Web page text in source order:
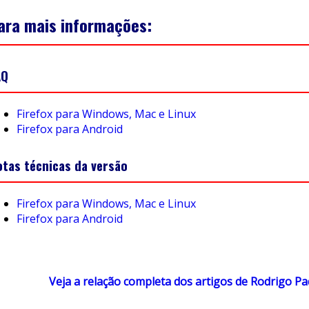
mais informações:
Firefox para Windows, Mac e Linux
Firefox para Android
técnicas da versão
Firefox para Windows, Mac e Linux
Firefox para Android
Veja a relação completa dos artigos de Rodrigo